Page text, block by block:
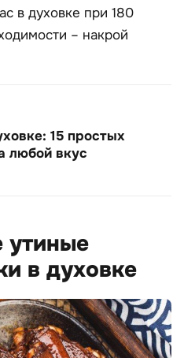
в духовке при 180
– накрой
15 простых
любой вкус
утиные
в духовке